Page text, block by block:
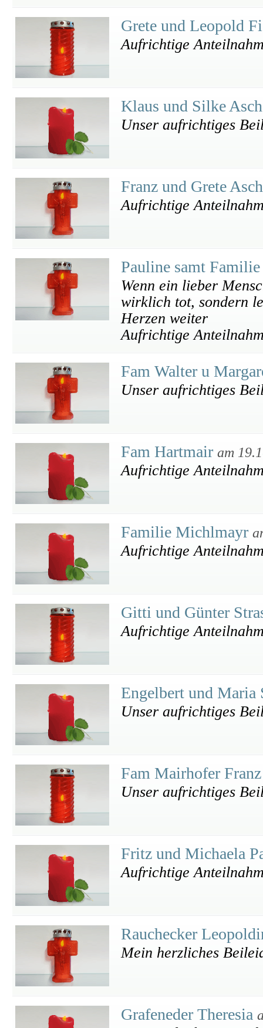
Grete und Leopold
Aufrichtige
Klaus und Silke
Unser aufrichtiges
Franz und Grete
Aufrichtige
Pauline samt
Wenn ein lieber
wirklich tot, sondern
Herzen weiter
Aufrichtige
Fam Walter u
Unser aufrichtiges
Fam Hartmair am
Aufrichtige
Familie Michlmayr
Aufrichtige
Gitti und Günter
Aufrichtige
Engelbert und
Unser aufrichtiges
Fam Mairhofer
Unser aufrichtiges
Fritz und Michaela
Aufrichtige
Rauchecker
Mein herzliches
Grafeneder Theresia